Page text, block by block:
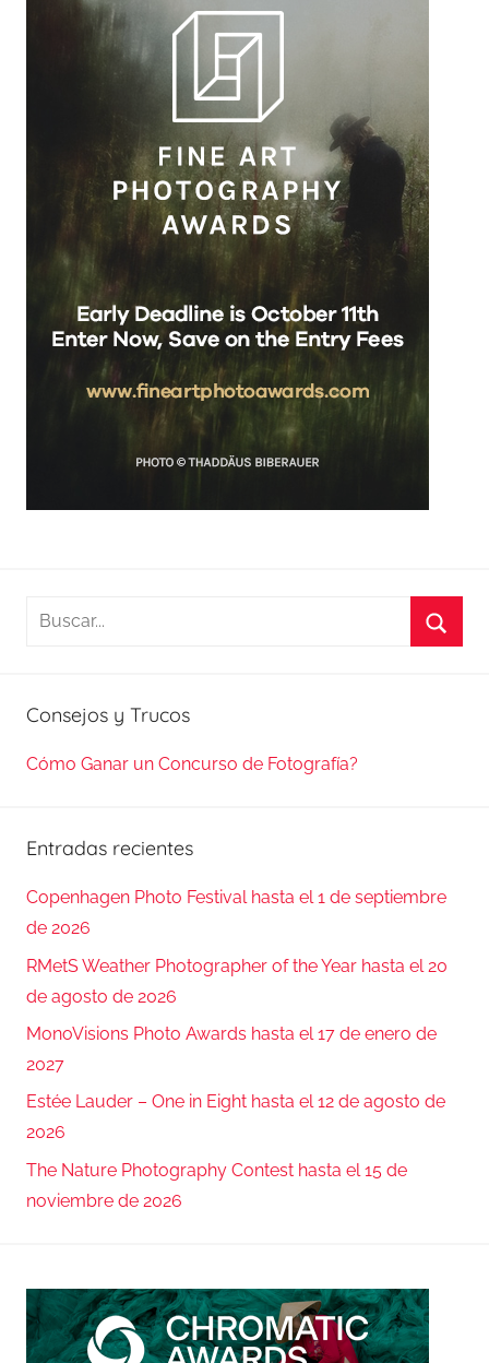
Buscar:
Consejos y Trucos
Cómo Ganar un Concurso de Fotografía?
Entradas recientes
Copenhagen Photo Festival hasta el 1 de septiembre
de 2026
RMetS Weather Photographer of the Year hasta el 20
de agosto de 2026
MonoVisions Photo Awards hasta el 17 de enero de
2027
Estée Lauder – One in Eight hasta el 12 de agosto de
2026
The Nature Photography Contest hasta el 15 de
noviembre de 2026